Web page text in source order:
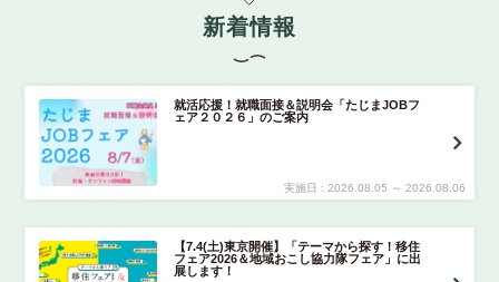
新着情報
就活応援！就職面接＆説明会「たじまJOBフ
ェア２０２６」のご案内
実施日 : 2026.08.05 ～ 2026.08.06
【7.4(土)東京開催】「テーマから探す！移住
フェア2026＆地域おこし協力隊フェア」に出
展します！